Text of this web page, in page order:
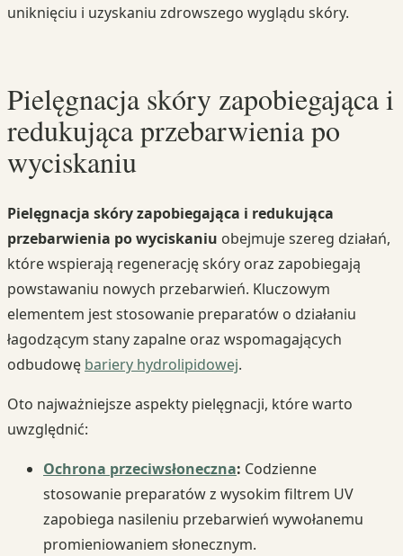
uniknięciu i uzyskaniu zdrowszego wyglądu skóry.
Pielęgnacja skóry zapobiegająca i
redukująca przebarwienia po
wyciskaniu
Pielęgnacja skóry zapobiegająca i redukująca
przebarwienia po wyciskaniu obejmuje szereg działań,
które wspierają regenerację skóry oraz zapobiegają
powstawaniu nowych przebarwień. Kluczowym
elementem jest stosowanie preparatów o działaniu
łagodzącym stany zapalne oraz wspomagających
odbudowę bariery hydrolipidowej.
Oto najważniejsze aspekty pielęgnacji, które warto
uwzględnić:
Ochrona przeciwsłoneczna: Codzienne
stosowanie preparatów z wysokim filtrem UV
zapobiega nasileniu przebarwień wywołanemu
promieniowaniem słonecznym.